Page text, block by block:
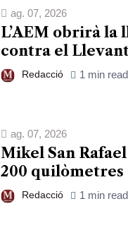
ag. 07, 2026
L’AEM obrirà la
contra el
Redacció 1 min read
ag. 07, 2026
Mikel San
200
Redacció 1 min read